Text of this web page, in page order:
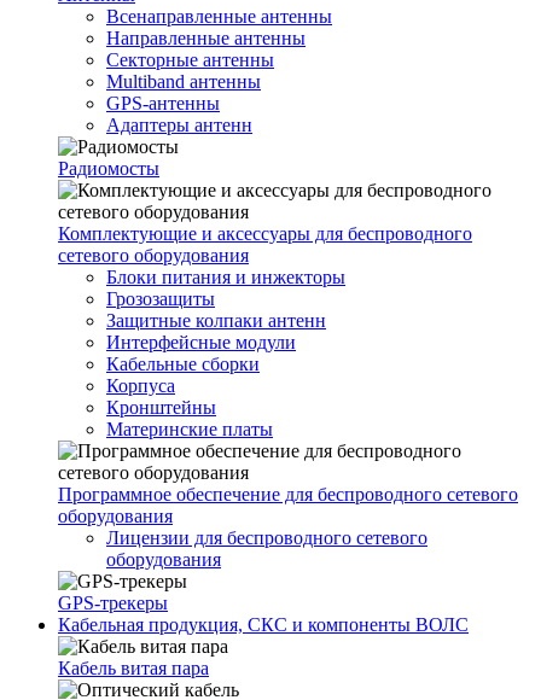
Всенаправленные антенны
Направленные антенны
Секторные антенны
Multiband антенны
GPS-антенны
Адаптеры антенн
Радиомосты
Комплектующие и аксессуары для беспроводного
сетевого оборудования
Блоки питания и инжекторы
Грозозащиты
Защитные колпаки антенн
Интерфейсные модули
Кабельные сборки
Корпуса
Кронштейны
Материнские платы
Программное обеспечение для беспроводного сетевого
оборудования
Лицензии для беспроводного сетевого
оборудования
GPS-трекеры
Кабельная продукция, СКС и компоненты ВОЛС
Кабель витая пара